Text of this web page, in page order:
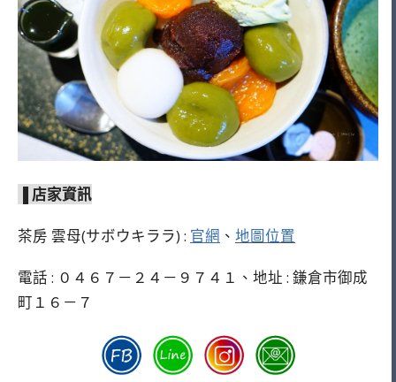
▐ 店家資訊
茶房 雲母(サボウキララ) : 官網 、 地圖位置
電話 : ０４６７－２４－９７４１、地址 : 鎌倉市御成
町１６－７